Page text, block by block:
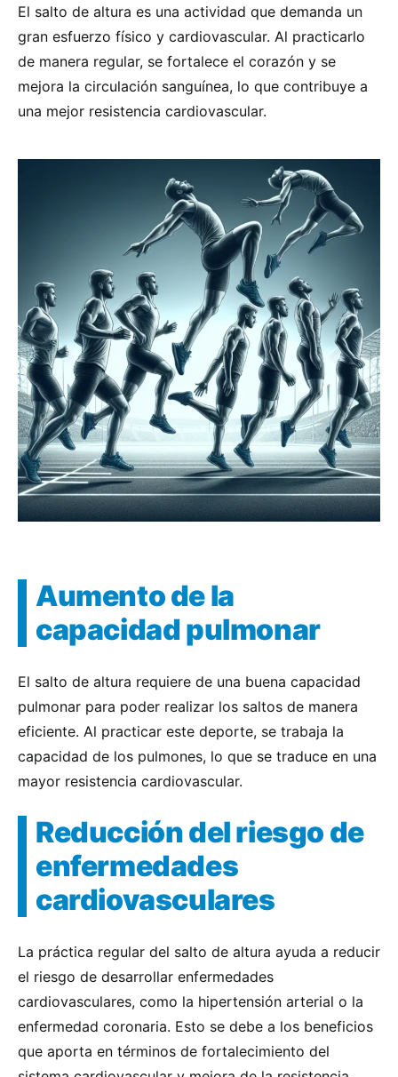
El salto de altura es una actividad que demanda un
gran esfuerzo físico y cardiovascular. Al practicarlo
de manera regular, se fortalece el corazón y se
mejora la circulación sanguínea, lo que contribuye a
una mejor resistencia cardiovascular.
Aumento de la
capacidad pulmonar
El salto de altura requiere de una buena capacidad
pulmonar para poder realizar los saltos de manera
eficiente. Al practicar este deporte, se trabaja la
capacidad de los pulmones, lo que se traduce en una
mayor resistencia cardiovascular.
Reducción del riesgo de
enfermedades
cardiovasculares
La práctica regular del salto de altura ayuda a reducir
el riesgo de desarrollar enfermedades
cardiovasculares, como la hipertensión arterial o la
enfermedad coronaria. Esto se debe a los beneficios
que aporta en términos de fortalecimiento del